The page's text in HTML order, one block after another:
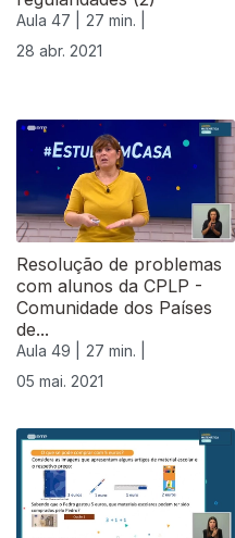
Aula 47 |
27 min. |
28 abr. 2021
Resolução de problemas
com alunos da CPLP -
Comunidade dos Países
de...
Aula 49 |
27 min. |
05 mai. 2021